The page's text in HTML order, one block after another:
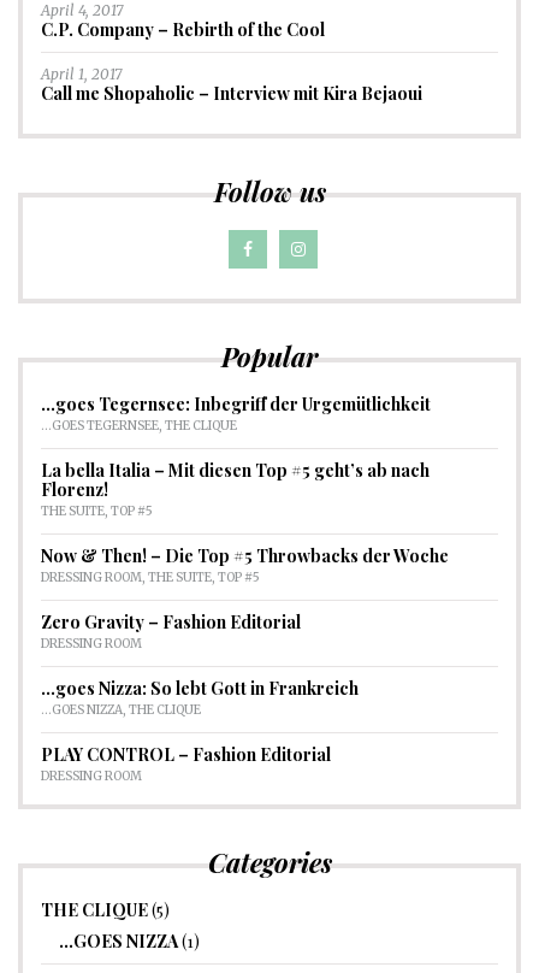
April 4, 2017
C.P. Company – Rebirth of the Cool
April 1, 2017
Call me Shopaholic – Interview mit Kira Bejaoui
Follow us
Popular
…goes Tegernsee: Inbegriff der Urgemütlichkeit
...GOES TEGERNSEE, THE CLIQUE
La bella Italia – Mit diesen Top #5 geht’s ab nach
Florenz!
THE SUITE, TOP #5
Now & Then! – Die Top #5 Throwbacks der Woche
DRESSING ROOM, THE SUITE, TOP #5
Zero Gravity – Fashion Editorial
DRESSING ROOM
…goes Nizza: So lebt Gott in Frankreich
...GOES NIZZA, THE CLIQUE
PLAY CONTROL – Fashion Editorial
DRESSING ROOM
Categories
THE CLIQUE(5)
…GOES NIZZA(1)